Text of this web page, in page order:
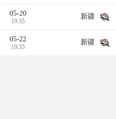
05-20
19:35
新疆
05-22
19:35
新疆